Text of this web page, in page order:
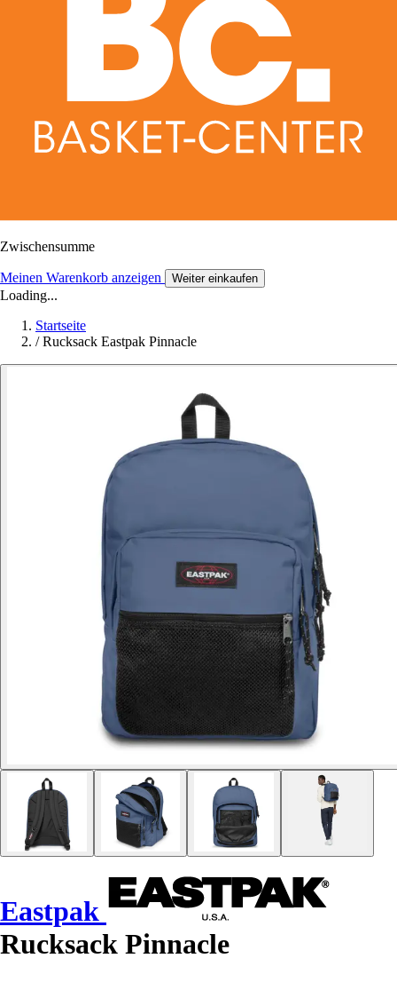
Zwischensumme
Meinen Warenkorb anzeigen Weiter einkaufen
Loading...
Startseite
/ Rucksack Eastpak Pinnacle
Eastpak
Rucksack Pinnacle